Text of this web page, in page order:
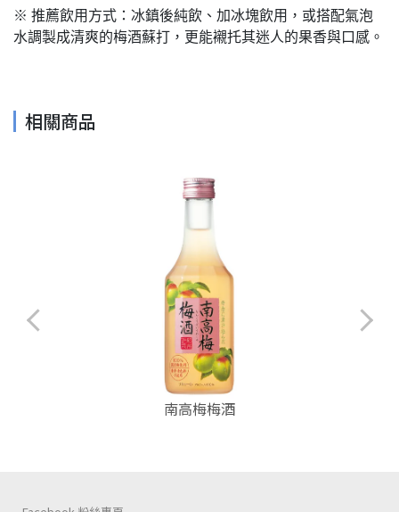
※ 推薦飲用方式：冰鎮後純飲、加冰塊飲用，或搭配氣泡
水調製成清爽的梅酒蘇打，更能襯托其迷人的果香與口感。
相關商品
南高梅梅酒